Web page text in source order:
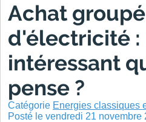
Achat groupé
d'électricité :
intéressant
pense ?
Catégorie Energies classiques
Posté le vendredi 21 novembre